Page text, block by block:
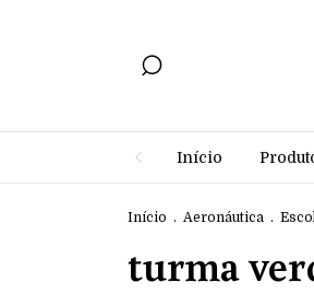
Início
Início . Aeronáutica .
turma